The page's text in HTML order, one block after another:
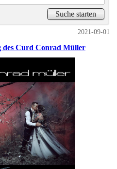
2021-09-01
des Curd Conrad Müller